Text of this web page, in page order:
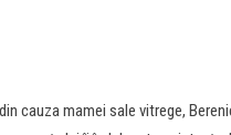
cauza mamei sale vitrege,